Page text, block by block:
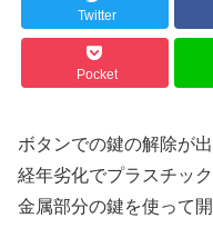
Twitter
Pocket
ボタンでの鍵の解除が
経年劣化でプラスチッ
金属部分の鍵を使って